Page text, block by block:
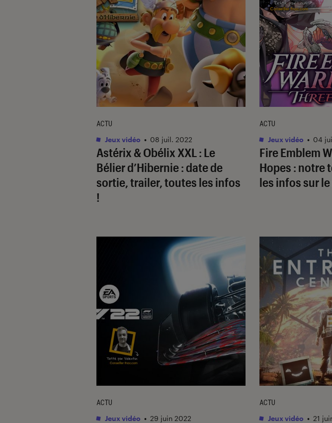
Astérix & Obélix XXL : Le
Bélier d’Hibernie : date de
sortie, trailer, toutes les infos
!
ACTU
Jeux vidéo • 08 juil. 2022
Fire Emblem
Hopes : notre
les infos sur
ACTU
Jeux vidéo • 04
ACTU
Jeux vidéo • 29 juin 2022
ACTU
Jeux vidéo • 21